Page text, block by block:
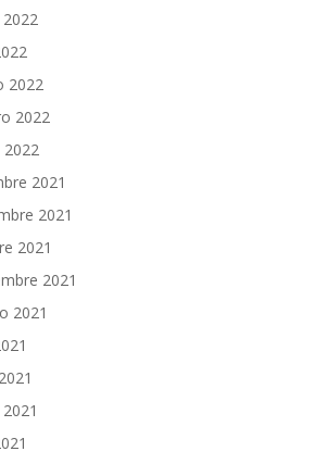
2022
2022
2022
2021
2021
2021
2021
2021